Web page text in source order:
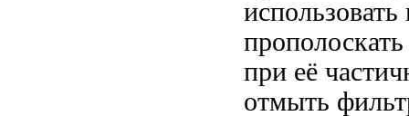
при её
отмыть